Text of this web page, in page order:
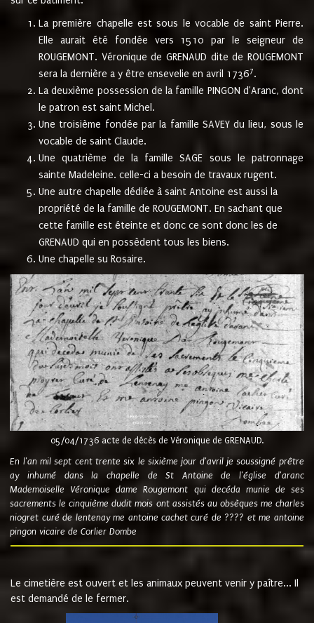
La première chapelle est sous le vocable de saint Pierre.
Elle aurait été fondée vers 1510 par le seigneur de
ROUGEMONT. Véronique de GRENAUD dite de ROUGEMONT
sera la dernière a y être ensevelie en avril 17367.
La deuxième possession de la famille PINGON d'Aranc, dont
le patron est saint Michel.
Une troisième fondée par la famille SAVEY du lieu, sous le
vocable de saint Claude.
Une quatrième de la famille SAGE sous le patronnage
sainte Madeleine. celle-ci a besoin de travaux rugent.
Une autre chapelle dédiée à saint Antoine est aussi la
propriété de la famille de ROUGEMONT. En sachant que
cette famille est éteinte et donc ce sont donc les de
GRENAUD qui en possèdent tous les biens.
Une chapelle su Rosaire.
05/04/1736 acte de décès de Véronique de GRENAUD.
En l'an mil sept cent trente six le sixième jour d'avril je soussigné prêtre
ay inhumé dans la chapelle de St Antoine de l'église d'aranc
Mademoiselle Véronique dame Rougemont qui decéda munie de ses
sacrements le cinquième dudit mois ont assistés au obsèques me charles
niogret curé de lentenay me antoine cachet curé de ???? et me antoine
pingon vicaire de Corlier Dombe
Le cimetière est ouvert et les animaux peuvent venir y paître... Il
est demandé de le fermer.